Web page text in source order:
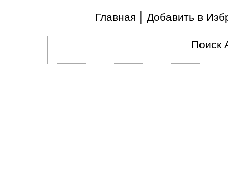
Главная | Добавить в
Поиск